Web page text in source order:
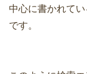
中心に書かれて
です。